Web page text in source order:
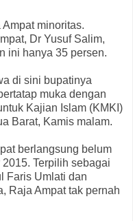
minoritas.
Dr Yusuf Salim,
ini hanya 35 persen.
di sini bupatinya
muka dengan
Kajian Islam (KMKI)
Barat, Kamis malam.
berlangsung belum
Terpilih sebagai
Faris Umlati dan
Raja Ampat tak pernah